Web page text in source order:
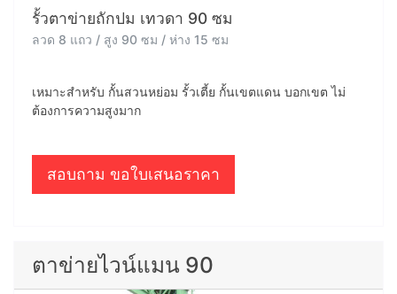
รั้วตาข่ายถักปม เทวดา 90 ซม
ลวด 8 แถว / สูง 90 ซม / ห่าง 15 ซม
เหมาะสำหรับ กั้นสวนหย่อม รั้วเตี้ย กั้นเขตแดน บอกเขต ไม่
ต้องการความสูงมาก
สอบถาม ขอใบเสนอราคา
ตาข่ายไวน์แมน 90